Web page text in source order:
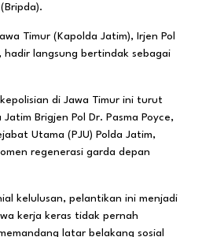
Timur (Kapolda Jatim), Irjen Pol
hadir langsung bertindak sebagai
di Jawa Timur ini turut
Brigjen Pol Dr. Pasma Poyce,
Utama (PJU) Polda Jatim,
regenerasi garda depan
kelulusan, pelantikan ini menjadi
kerja keras tidak pernah
latar belakang sosial